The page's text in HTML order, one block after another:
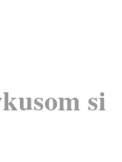
si